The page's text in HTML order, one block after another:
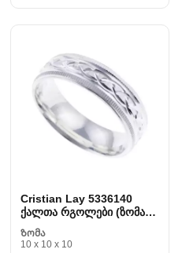
Cristian Lay 5336140
ქალთა რგოლები (ზომა
14)
Ზომა
10 x 10 x 10